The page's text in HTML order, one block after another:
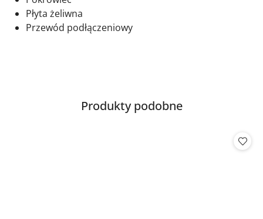
Płyta żeliwna
Przewód podłączeniowy
Pomiń karuzelę produktów
Produkty
Produkty podobne